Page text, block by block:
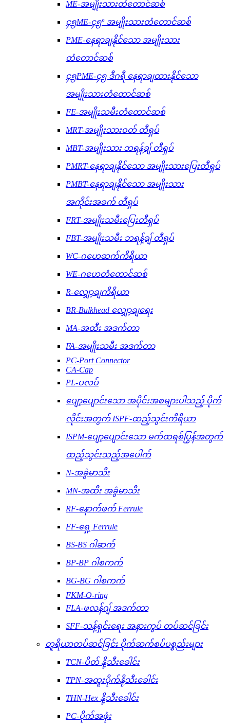
ME-အမျိုးသားတံတောင်ဆစ်
၄၅ME-၄၅º အမျိုးသားတံတောင်ဆစ်
PME-နေရာချနိုင်သော အမျိုးသား
တံတောင်ဆစ်
၄၅PME-၄၅ ဒီဂရီ နေရာချထားနိုင်သော
အမျိုးသားတံတောင်ဆစ်
FE-အမျိုးသမီးတံတောင်ဆစ်
MRT-အမျိုးသားဝတ် တီရှပ်
MBT-အမျိုးသား ဘရန့်ချ် တီရှပ်
PMRT-နေရာချနိုင်သော အမျိုးသားပြေးတီရှပ်
PMBT-နေရာချနိုင်သော အမျိုးသား
အကိုင်းအခက် တီရှပ်
FRT-အမျိုးသမီးပြေးတီရှပ်
FBT-အမျိုးသမီး ဘရန့်ချ် တီရှပ်
WC-ဂဟေဆက်ကိရိယာ
WE-ဂဟေတံတောင်ဆစ်
R-လျှော့ချကိရိယာ
BR-Bulkhead လျှော့ချရေး
MA-အထီး အဒက်တာ
FA-အမျိုးသမီး အဒက်တာ
PC-Port Connector
CA-Cap
PL-ပလပ်
ပျော့ပျောင်းသော အပိုင်းအစများပါသည့် ပိုက်
လိုင်းအတွက် ISPF-ထည့်သွင်းကိရိယာ
ISPM-ပျော့ပျောင်းသော မက်ထရစ်ပြွန်အတွက်
ထည့်သွင်းသည့်အပေါက်
N-အခွံမာသီး
MN-အထီး အခွံမာသီး
RF-နောက်ဖက် Ferrule
FF-ရှေ့ Ferrule
BS-BS ဂါဆက်
BP-BP ဂါစကက်
BG-BG ဂါစကက်
FKM-O-ring
FLA-ဖလန်ဂျ် အဒက်တာ
SFF-သန့်ရှင်းရေး အနားကွပ် တပ်ဆင်ခြင်း
တူရိယာတပ်ဆင်ခြင်း ပိုက်ဆက်စပ်ပစ္စည်းများ
TCN-ပိတ် နို့သီးခေါင်း
TPN-အထူးပိုက်နို့သီးခေါင်း
THN-Hex နို့သီးခေါင်း
PC-ပိုက်အဖုံး